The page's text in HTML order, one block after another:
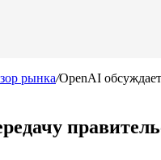
рынка/OpenAI